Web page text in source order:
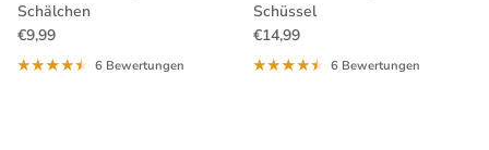
Schälchen
Normaler Preis
€9,99
6 Bewertungen
Schüssel
Normaler Preis
€14,99
6 Bewertungen